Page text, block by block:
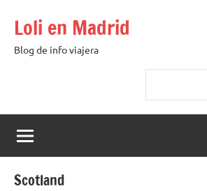
contenido
Loli en Madrid
Blog de info viajera
Scotland